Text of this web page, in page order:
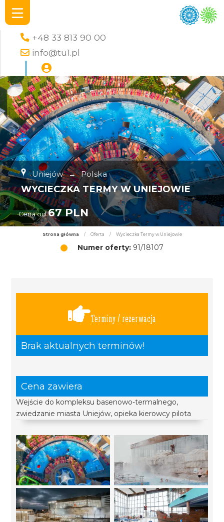
+48 33 813 90 00
info@tu1.pl
Uniejów → Polska
WYCIECZKA TERMY W UNIEJOWIE
Cena od 67 PLN
Strona główna / Oferta / Wycieczka Termy w Uniejowie
Numer oferty: 91/18107
Terminy / rezerwacja
Brak aktualnych terminów!
Cena zawiera
Wejście do kompleksu basenowo-termalnego,
zwiedzanie miasta Uniejów, opieka kierowcy pilota